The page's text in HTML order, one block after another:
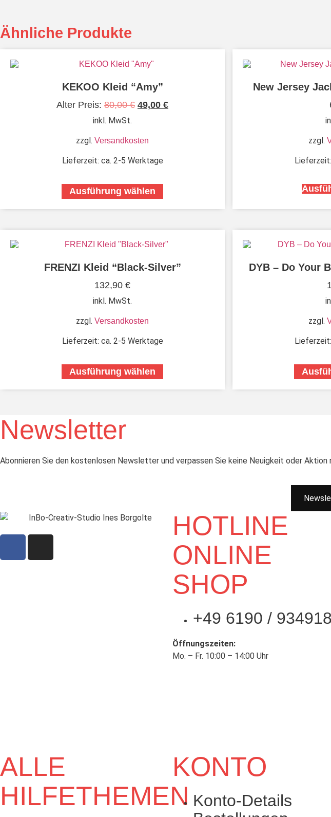
Ähnliche Produkte
KEKOO Kleid “Amy”
Alter Preis: 80,00€ 49,00 €
inkl. MwSt.
zzgl. Versandkosten
Lieferzeit: ca. 2-5 Werktage
Ausführung wählen
New Jersey
zzgl.
Lieferzeit:
FRENZI Kleid “Black-Silver”
132,90 €
inkl. MwSt.
zzgl. Versandkosten
Lieferzeit: ca. 2-5 Werktage
Ausführung wählen
DYB – Do Your
zzgl.
Lieferzeit:
Newsletter
Abonnieren Sie den kostenlosen Newsletter und verpassen Sie keine Neuigkeit oder Aktion
HOTLINE
ONLINE
SHOP
+49 6190 /
Öffnungszeiten:
Mo. – Fr. 10:00 – 14:00 Uhr
ALLE
HILFETHEMEN
KONTO
Konto-Details